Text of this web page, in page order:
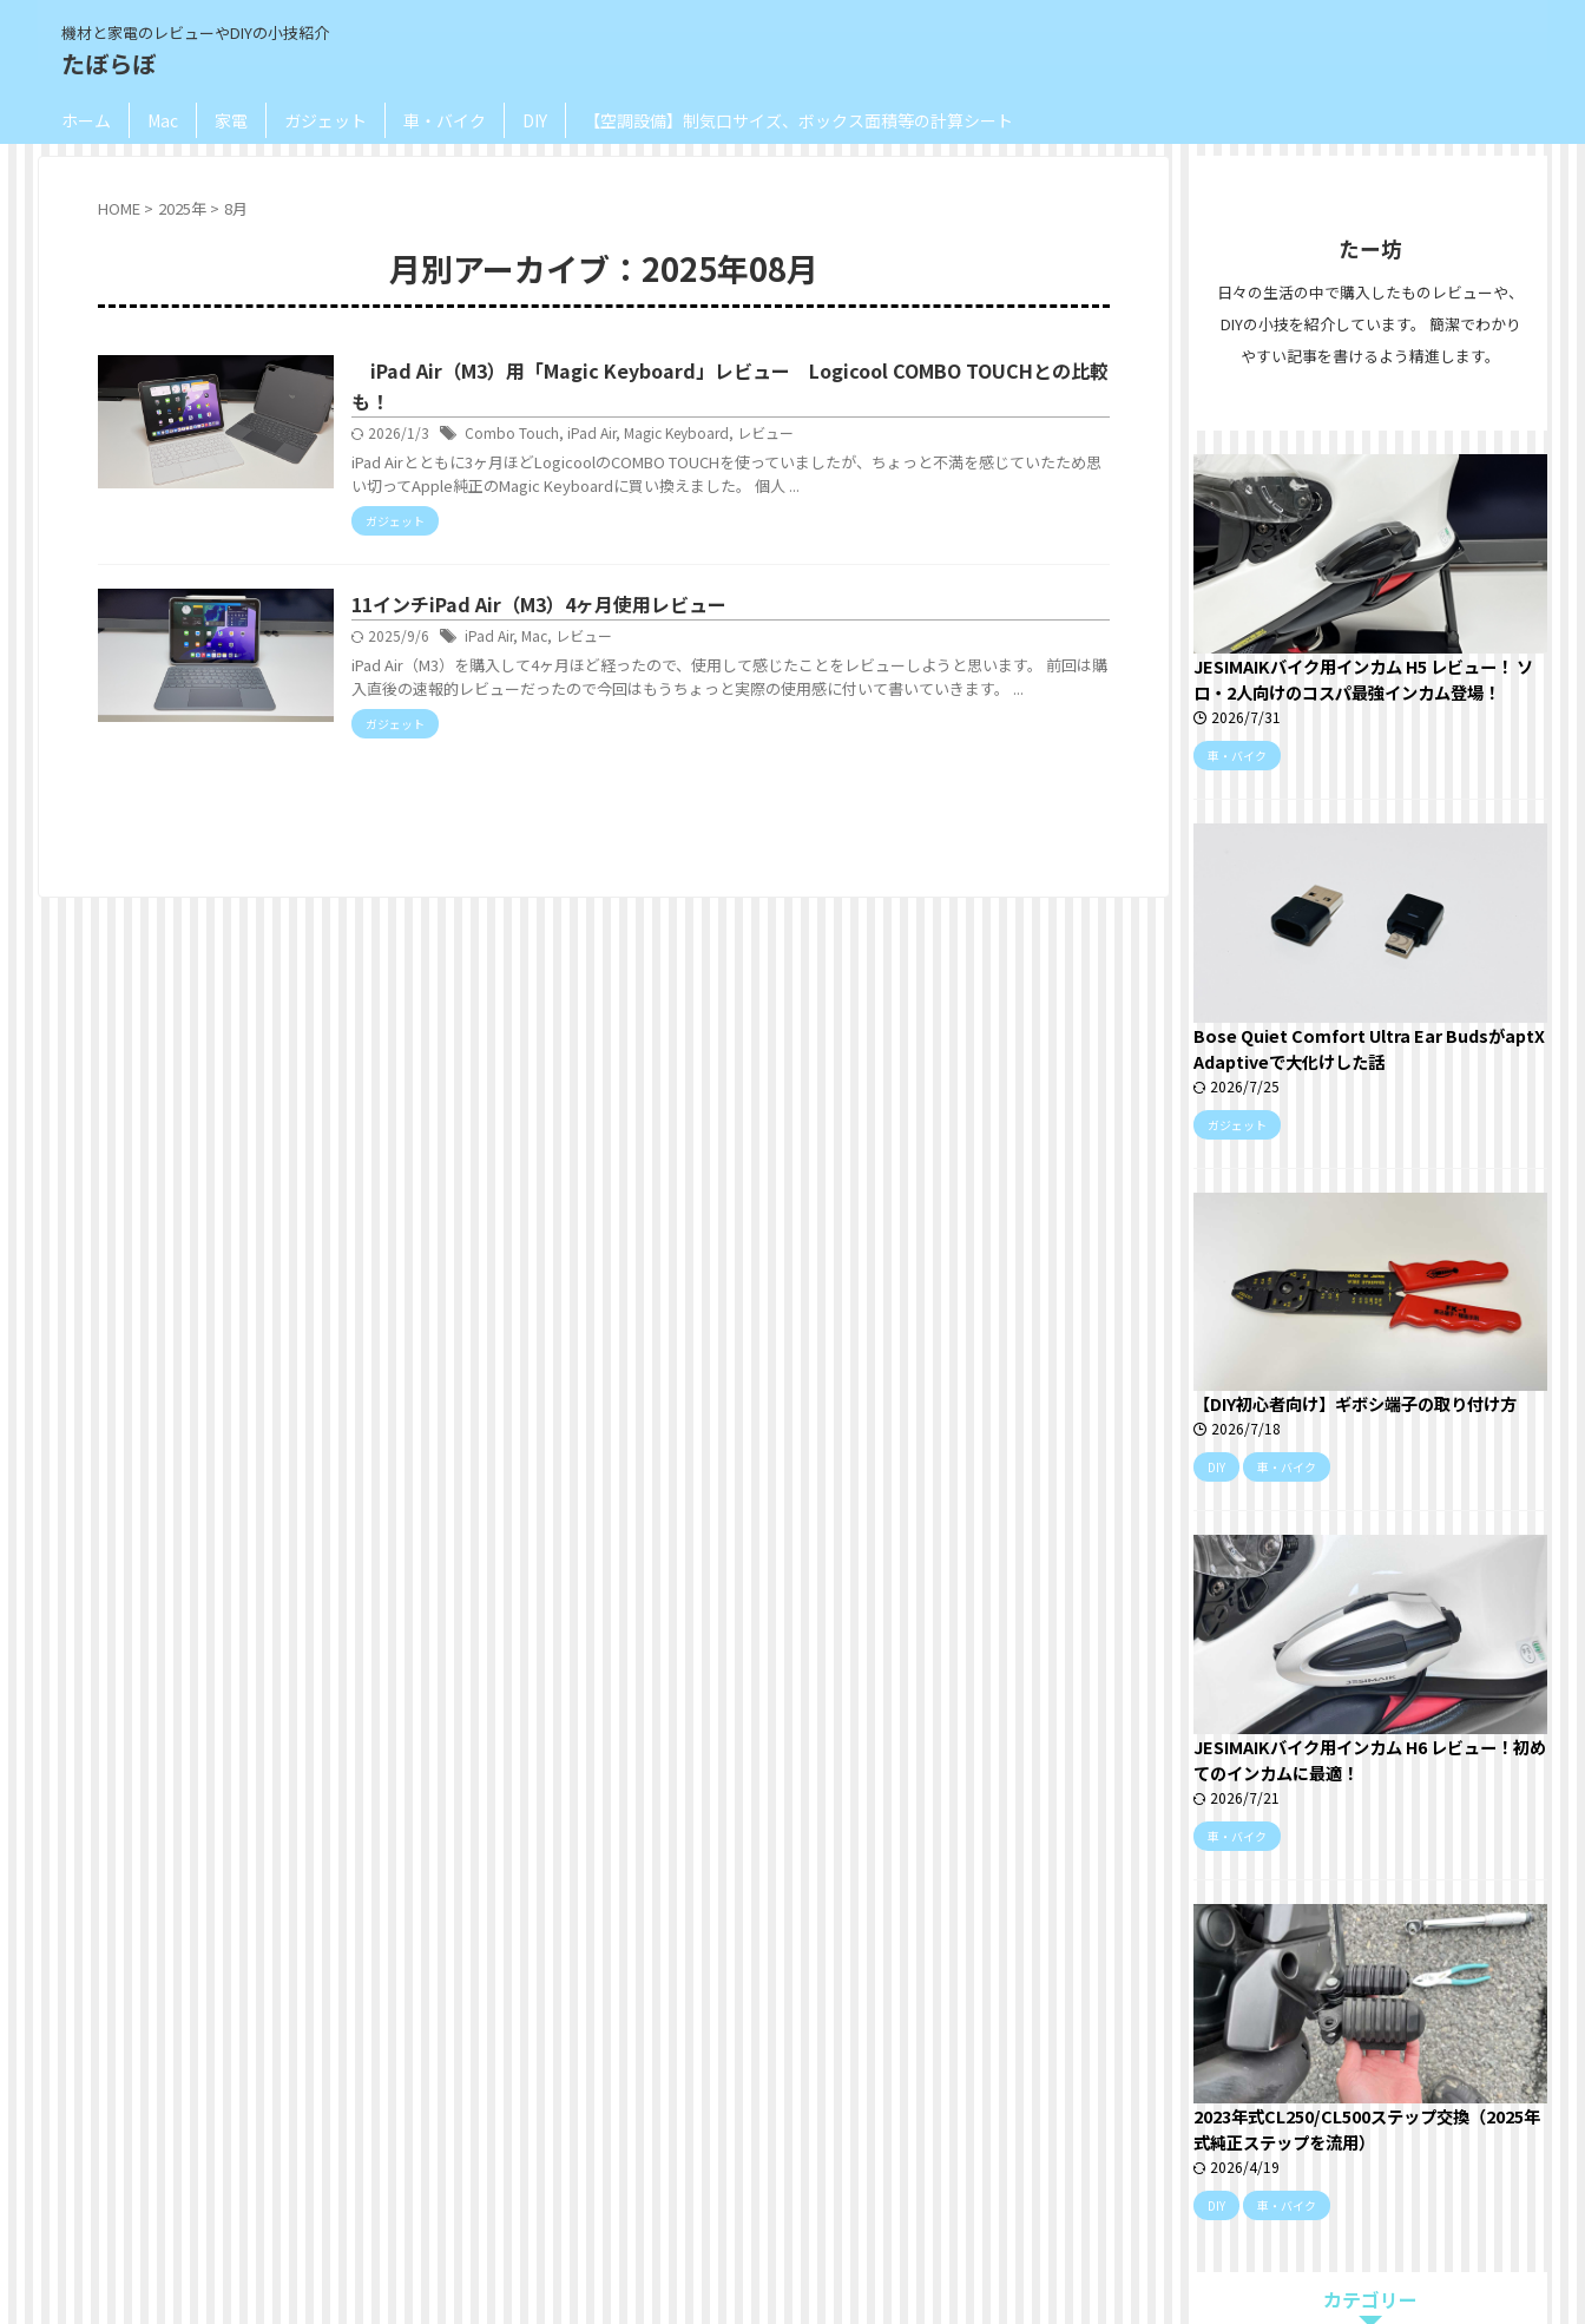
機材と家電のレビューやDIYの小技紹介
たぼらぼ
ホーム Mac 家電 ガジェット 車・バイク DIY 【空調設備】制気口サイズ、ボックス面積等の計算シート
HOME > 2025年 > 8月
月別アーカイブ：2025年08月
iPad Air（M3）用「Magic Keyboard」レビュー Logicool COMBO TOUCHとの比較
も！
2026/1/3 Combo Touch, iPad Air, Magic Keyboard, レビュー
iPad Airとともに3ヶ月ほどLogicoolのCOMBO TOUCHを使っていましたが、ちょっと不満を感じていたため思
い切ってApple純正のMagic Keyboardに買い換えました。 個人 ...
ガジェット
11インチiPad Air（M3）4ヶ月使用レビュー
2025/9/6 iPad Air, Mac, レビュー
iPad Air（M3）を購入して4ヶ月ほど経ったので、使用して感じたことをレビューしようと思います。 前回は購
入直後の速報的レビューだったので今回はもうちょっと実際の使用感に付いて書いていきます。 ...
ガジェット
たー坊
日々の生活の中で購入したものレビューや、
DIYの小技を紹介しています。 簡潔でわかり
やすい記事を書けるよう精進します。
JESIMAIKバイク用インカム H5 レビュー！ ソ
ロ・2人向けのコスパ最強インカム登場！
2026/7/31
車・バイク
Bose Quiet Comfort Ultra Ear BudsがaptX
Adaptiveで大化けした話
2026/7/25
ガジェット
【DIY初心者向け】ギボシ端子の取り付け方
2026/7/18
DIY 車・バイク
JESIMAIKバイク用インカム H6 レビュー！初め
てのインカムに最適！
2026/7/21
車・バイク
2023年式CL250/CL500ステップ交換（2025年
式純正ステップを流用）
2026/4/19
DIY 車・バイク
カテゴリー